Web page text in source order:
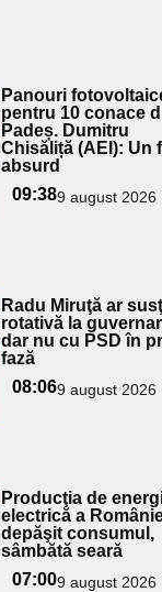
Panouri
pentru 10 conace
Padeș. Dumitru
Chisăliță (AEI): Un
absurd
09:389 august 2026
Radu Miruţă ar
rotativă la
dar nu cu PSD în
fază
08:069 august 2026
Producţia de
electrică a
depăşit consumul,
sâmbătă seară
07:009 august 2026